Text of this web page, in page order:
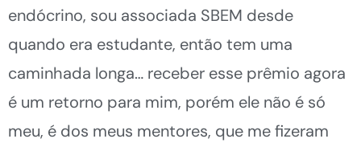
endócrino, sou associada SBEM desde
quando era estudante, então tem uma
caminhada longa… receber esse prêmio agora
é um retorno para mim, porém ele não é só
meu, é dos meus mentores, que me fizeram